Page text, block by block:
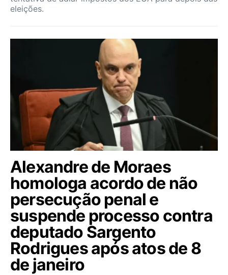
eleições.
Alexandre de Moraes
homologa acordo de não
persecução penal e
suspende processo contra
deputado Sargento
Rodrigues após atos de 8
de janeiro